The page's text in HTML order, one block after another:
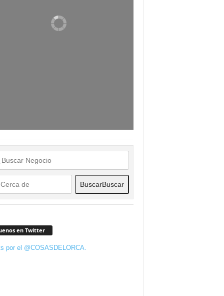
BuscarBuscar
en Twitter
por el @COSASDELORCA.